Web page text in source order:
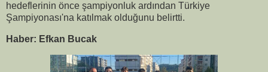
hedeflerinin önce şampiyonluk ardından Türkiye
Şampiyonası'na katılmak olduğunu belirtti.
Haber: Efkan Bucak